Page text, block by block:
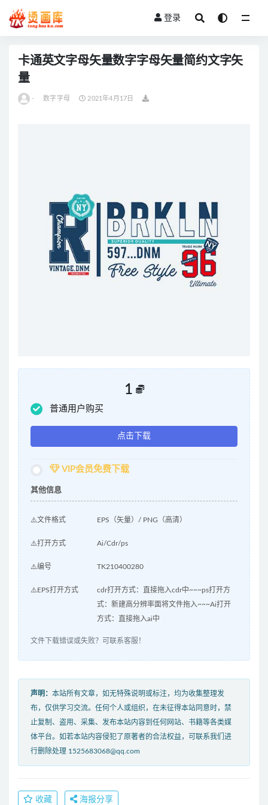
登录
卡通英文字母矢量数字字母矢量简约文字矢
量
- 数字字母 2021年4月17日
1
普通用户购买
点击下载
VIP会员免费下载
其他信息
⚠️文件格式 EPS（矢量）/ PNG（高清）
⚠️打开方式 Ai/Cdr/ps
⚠️编号 TK210400280
⚠️EPS打开方式
cdr打开方式：直接拖入cdr中~~~ps打开方
式：新建高分辨率面将文件拖入~~~Ai打开
方式：直接拖入ai中
文件下载错误或失败？可联系客服！
声明： 本站所有文章，如无特殊说明或标注，均为收集整理发
布，仅供学习交流。任何个人或组织，在未征得本站同意时，禁
止复制、盗用、采集、发布本站内容到任何网站、书籍等各类媒
体平台。如若本站内容侵犯了原著者的合法权益，可联系我们进
行删除处理 1525683068@qq.com
收藏 海报分享